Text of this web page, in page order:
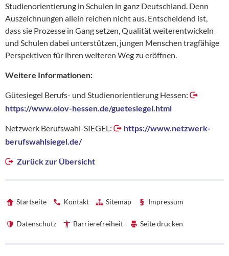
Studienorientierung in Schulen in ganz Deutschland. Denn
Auszeichnungen allein reichen nicht aus. Entscheidend ist,
dass sie Prozesse in Gang setzen, Qualität weiterentwickeln
und Schulen dabei unterstützen, jungen Menschen tragfähige
Perspektiven für ihren weiteren Weg zu eröffnen.
Weitere Informationen:
Gütesiegel Berufs- und Studienorientierung Hessen:
https://www.olov-hessen.de/guetesiegel.html
Netzwerk Berufswahl-SIEGEL:
https://www.netzwerk-
berufswahlsiegel.de/
Zurück zur Übersicht
Startseite Kontakt Sitemap Impressum
Datenschutz Barrierefreiheit Seite drucken